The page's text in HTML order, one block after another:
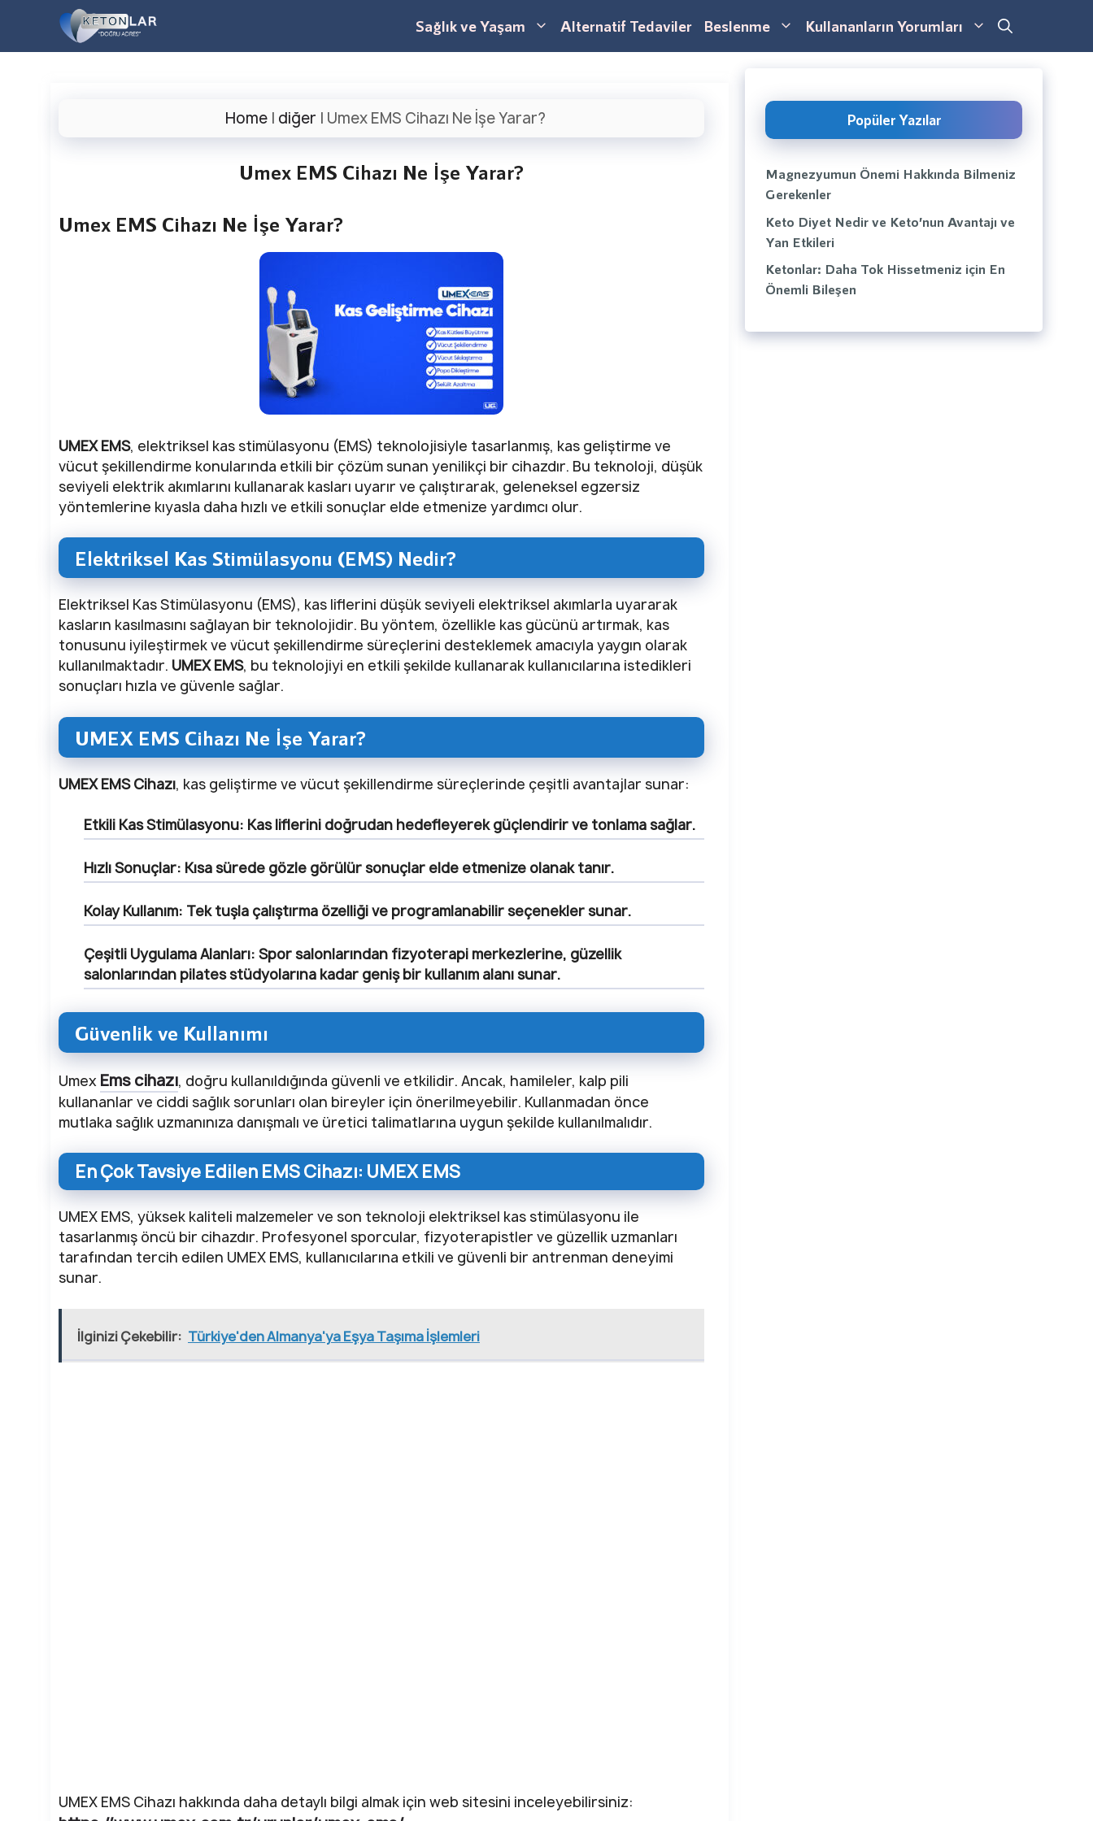
Sağlık ve Yaşam Alternatif Tedaviler Beslenme Kullananların Yorumları
Home | diğer | Umex EMS Cihazı Ne İşe Yarar?
Umex EMS Cihazı Ne İşe Yarar?
Umex EMS Cihazı Ne İşe Yarar?
UMEX EMS, elektriksel kas stimülasyonu (EMS) teknolojisiyle tasarlanmış, kas geliştirme ve
vücut şekillendirme konularında etkili bir çözüm sunan yenilikçi bir cihazdır. Bu teknoloji, düşük
seviyeli elektrik akımlarını kullanarak kasları uyarır ve çalıştırarak, geleneksel egzersiz
yöntemlerine kıyasla daha hızlı ve etkili sonuçlar elde etmenize yardımcı olur.
Elektriksel Kas Stimülasyonu (EMS) Nedir?
Elektriksel Kas Stimülasyonu (EMS), kas liflerini düşük seviyeli elektriksel akımlarla uyararak
kasların kasılmasını sağlayan bir teknolojidir. Bu yöntem, özellikle kas gücünü artırmak, kas
tonusunu iyileştirmek ve vücut şekillendirme süreçlerini desteklemek amacıyla yaygın olarak
kullanılmaktadır. UMEX EMS, bu teknolojiyi en etkili şekilde kullanarak kullanıcılarına istedikleri
sonuçları hızla ve güvenle sağlar.
UMEX EMS Cihazı Ne İşe Yarar?
UMEX EMS Cihazı, kas geliştirme ve vücut şekillendirme süreçlerinde çeşitli avantajlar sunar:
Etkili Kas Stimülasyonu: Kas liflerini doğrudan hedefleyerek güçlendirir ve tonlama sağlar.
Hızlı Sonuçlar: Kısa sürede gözle görülür sonuçlar elde etmenize olanak tanır.
Kolay Kullanım: Tek tuşla çalıştırma özelliği ve programlanabilir seçenekler sunar.
Çeşitli Uygulama Alanları: Spor salonlarından fizyoterapi merkezlerine, güzellik
salonlarından pilates stüdyolarına kadar geniş bir kullanım alanı sunar.
Güvenlik ve Kullanımı
Umex Ems cihazı, doğru kullanıldığında güvenli ve etkilidir. Ancak, hamileler, kalp pili
kullananlar ve ciddi sağlık sorunları olan bireyler için önerilmeyebilir. Kullanmadan önce
mutlaka sağlık uzmanınıza danışmalı ve üretici talimatlarına uygun şekilde kullanılmalıdır.
En Çok Tavsiye Edilen EMS Cihazı: UMEX EMS
UMEX EMS, yüksek kaliteli malzemeler ve son teknoloji elektriksel kas stimülasyonu ile
tasarlanmış öncü bir cihazdır. Profesyonel sporcular, fizyoterapistler ve güzellik uzmanları
tarafından tercih edilen UMEX EMS, kullanıcılarına etkili ve güvenli bir antrenman deneyimi
sunar.
İlginizi Çekebilir: Türkiye'den Almanya'ya Eşya Taşıma İşlemleri
UMEX EMS Cihazı hakkında daha detaylı bilgi almak için web sitesini inceleyebilirsiniz:
Popüler Yazılar
Magnezyumun Önemi Hakkında Bilmeniz
Gerekenler
Keto Diyet Nedir ve Keto’nun Avantajı ve
Yan Etkileri
Ketonlar: Daha Tok Hissetmeniz için En
Önemli Bileşen